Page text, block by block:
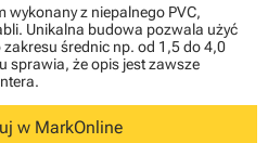
z niepalnego PVC,
Unikalna budowa pozwala użyć
średnic np. od 1,5 do 4,0
sprawia, że opis jest zawsze
w MarkOnline